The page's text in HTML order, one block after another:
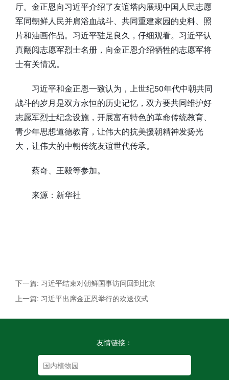
厅。金正恩向习近平介绍了友谊塔内展现中国人民志愿
军同朝鲜人民并肩浴血战斗、共同重建家园的史料、照
片和油画作品。习近平驻足良久，仔细观看。习近平认
真翻阅志愿军烈士名册，向金正恩介绍牺牲的志愿军将
士有关情况。
习近平和金正恩一致认为，上世纪50年代中朝共同
战斗的岁月是双方永恒的历史记忆，双方要共同维护好
志愿军烈士纪念设施，开展富有特色的革命传统教育、
青少年思想道德教育，让伟大的抗美援朝精神发扬光
大，让伟大的中朝传统友谊世代传承。
蔡奇、王毅等参加。
来源：新华社
下一篇: 习近平结束对朝鲜国事访问回到北京
上一篇: 习近平出席金正恩举行的欢送仪式
友情链接：